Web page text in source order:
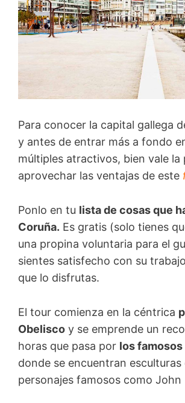
Para conocer la capital gallega
y antes de entrar más a fondo
múltiples atractivos, bien vale la
aprovechar las ventajas de este
Ponlo en tu lista de cosas que
Coruña. Es gratis (solo tienes
una propina voluntaria para el
sientes satisfecho con su
que lo disfrutas.
El tour comienza en la céntrica
Obelisco y se emprende un
horas que pasa por los
donde se encuentran esculturas
personajes famosos como John